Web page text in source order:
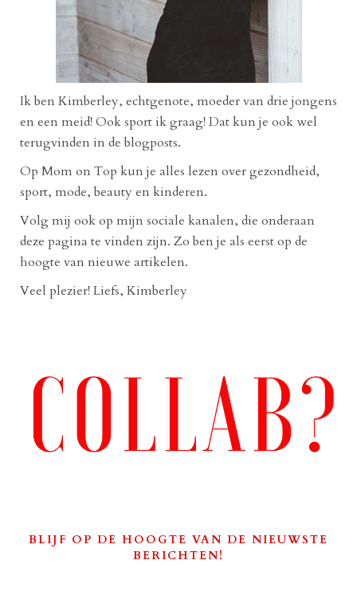
Ik ben Kimberley, echtgenote, moeder van drie jongens
en een meid! Ook sport ik graag! Dat kun je ook wel
terugvinden in de blogposts.
Op Mom on Top kun je alles lezen over gezondheid,
sport, mode, beauty en kinderen.
Volg mij ook op mijn sociale kanalen, die onderaan
deze pagina te vinden zijn. Zo ben je als eerst op de
hoogte van nieuwe artikelen.
Veel plezier! Liefs, Kimberley
BLIJF OP DE HOOGTE VAN DE NIEUWSTE
BERICHTEN!